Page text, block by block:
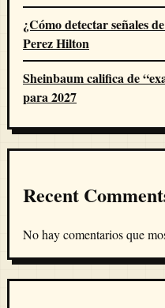
¿Cómo detectar señales
Perez Hilton
Sheinbaum califica de
para 2027
Recent
No hay comentarios que